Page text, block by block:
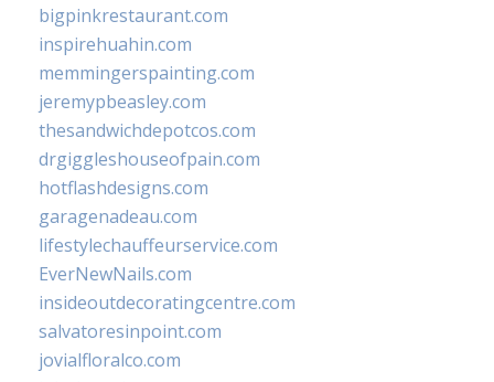
bigpinkrestaurant.com
inspirehuahin.com
memmingerspainting.com
jeremypbeasley.com
thesandwichdepotcos.com
drgiggleshouseofpain.com
hotflashdesigns.com
garagenadeau.com
lifestylechauffeurservice.com
EverNewNails.com
insideoutdecoratingcentre.com
salvatoresinpoint.com
jovialfloralco.com